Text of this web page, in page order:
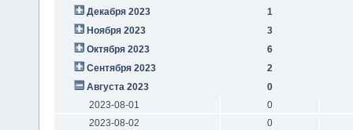
Декабря 2023
1
Ноября 2023
3
Октября 2023
6
Сентября 2023
2
Августа 2023
0
2023-08-01
0
2023-08-02
0